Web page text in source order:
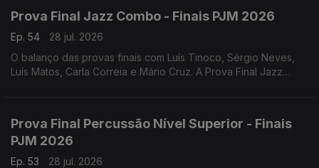
Prova Final Jazz Combo - Finais PJM 2026
Ep. 54
28 jul. 2026
O balanço das provas finais com Luís Tinoco, Sérgio Neves,
Luís Matos, Carla Correia e Mário Cruz. A Prova Final Jazz
Prova Final Percussão Nível Superior - Finais
PJM 2026
Ep. 53
28 jul. 2026